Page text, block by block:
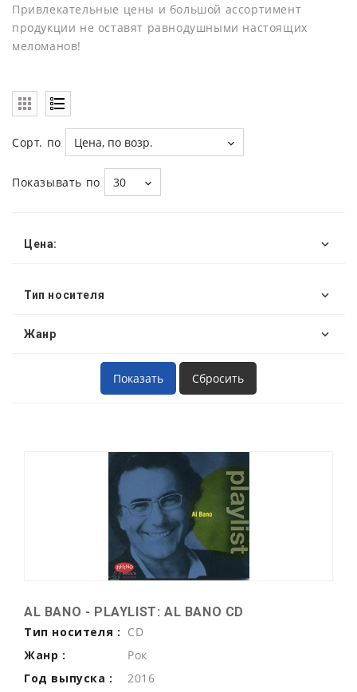
Привлекательные цены и большой ассортимент
продукции не оставят равнодушными настоящих
меломанов!
Сорт. по Цена, по возр.
Показывать по 30
Цена:
Тип носителя
Жанр
AL BANO - PLAYLIST: AL BANO CD
Тип носителя : CD
Жанр :
Рок
Год выпуска :
2016